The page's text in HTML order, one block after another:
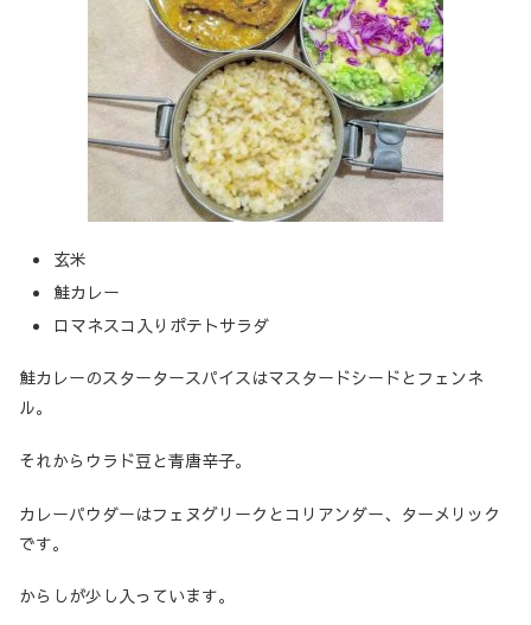
玄米
鮭カレー
ロマネスコ入りポテトサラダ
鮭カレーのスタータースパイスはマスタードシードとフェンネ
ル。
それからウラド豆と青唐辛子。
カレーパウダーはフェヌグリークとコリアンダー、ターメリック
です。
からしが少し入っています。